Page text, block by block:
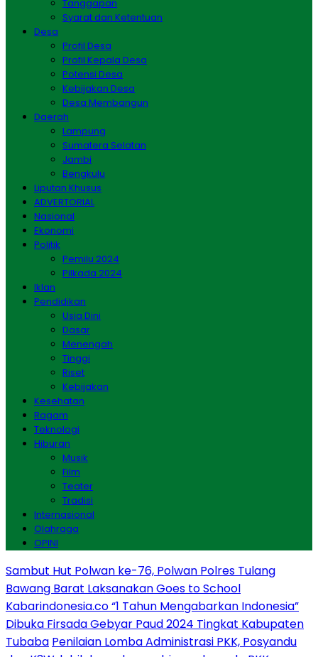
Tanggapan
Syarat dan Ketentuan
Desa
Profil Desa
Profil Kepala Desa
Potensi Desa
Kebijakan Desa
Desa Membangun
Daerah
Lampung
Sumatera Selatan
Jambi
Bengkulu
Liputan Khusus
ADVERTORIAL
Nasional
Ekonomi
Politik
Pemilu 2024
Pilkada 2024
Iklan
Pendidikan
Usia Dini
Dasar
Menengah
Tinggi
Riset
Kebijakan
Kesehatan
Ragam
Teknologi
Hiburan
Musik
Film
Teater
Tradisi
Internasional
Olahraga
OPINI
Sambut Hut Polwan ke-76, Polwan Polres Tulang
Bawang Barat Laksanakan Goes to School
Kabarindonesia.co “1 Tahun Mengabarkan Indonesia”
Dibuka Firsada Gebyar Paud 2024 Tingkat Kabupaten
Tubaba Penilaian Lomba Administrasi PKK, Posyandu